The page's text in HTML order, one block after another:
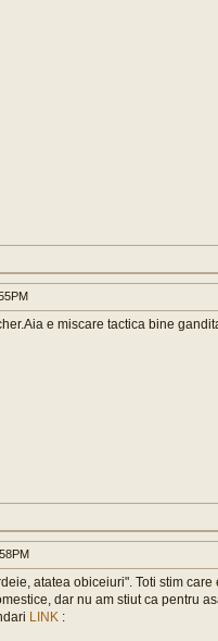
e miscare tactica bine
atatea obiceiuri". Toti stim
dar nu am stiut ca pentru
LINK :